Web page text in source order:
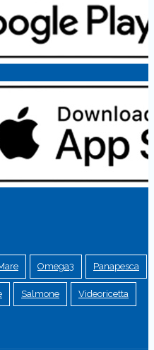
Omega3 Panapesca
Salmone Videoricetta